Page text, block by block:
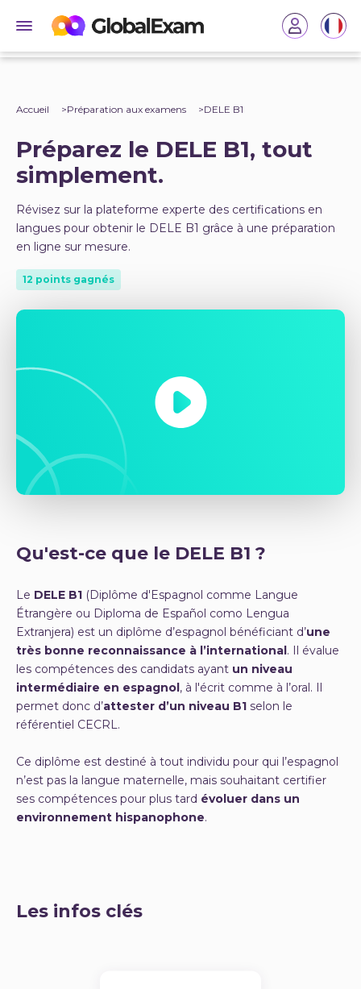
Accueil Préparation aux examens DELE B1
Préparez le DELE B1, tout
simplement.
Révisez sur la plateforme experte des certifications en
langues pour obtenir le DELE B1 grâce à une préparation
en ligne sur mesure.
12 points gagnés
Qu'est-ce que le DELE B1 ?
Le DELE B1 (Diplôme d'Espagnol comme Langue
Étrangère ou Diploma de Español como Lengua
Extranjera) est un diplôme d’espagnol bénéficiant d’une
très bonne reconnaissance à l’international. Il évalue
les compétences des candidats ayant un niveau
intermédiaire en espagnol, à l'écrit comme à l’oral. Il
permet donc d’attester d’un niveau B1 selon le
référentiel CECRL.
Ce diplôme est destiné à tout individu pour qui l’espagnol
n’est pas la langue maternelle, mais souhaitant certifier
ses compétences pour plus tard évoluer dans un
environnement hispanophone.
Les infos clés